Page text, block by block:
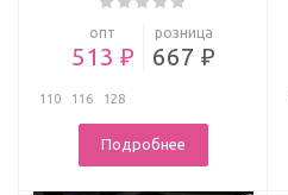
опт
513 ₽
розница
667 ₽
110 116 128
Подробнее